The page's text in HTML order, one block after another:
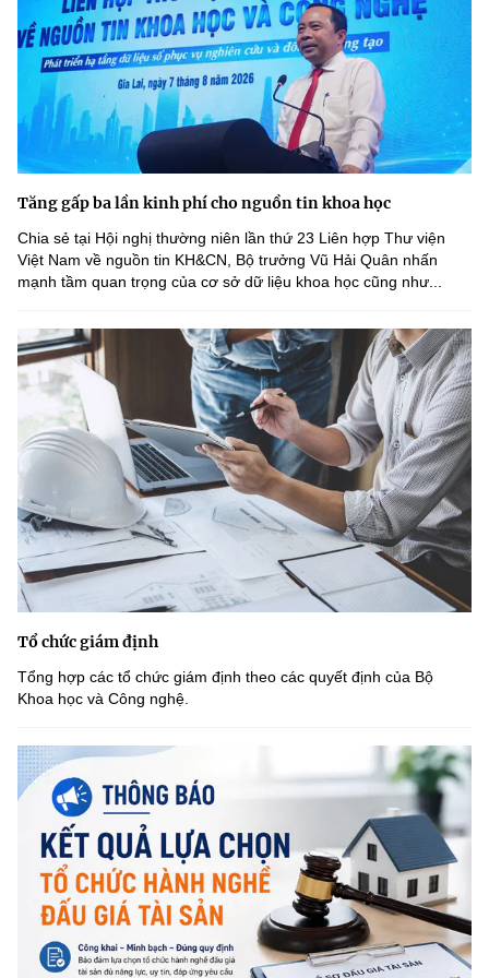
Tăng gấp ba lần kinh phí cho nguồn tin khoa học
Chia sẻ tại Hội nghị thường niên lần thứ 23 Liên hợp Thư viện
Việt Nam về nguồn tin KH&CN, Bộ trưởng Vũ Hải Quân nhấn
mạnh tầm quan trọng của cơ sở dữ liệu khoa học cũng như...
Tổ chức giám định
Tổng hợp các tổ chức giám định theo các quyết định của Bộ
Khoa học và Công nghệ.